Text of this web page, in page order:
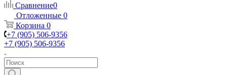
Сравнение0
Отложенные 0
Корзина 0
+7 (905) 506-9356
+7 (905) 506-9356